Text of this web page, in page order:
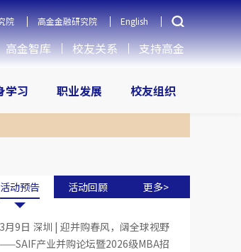
院 高金金融研究院 English
高金智库 校友关系 支持高金
学习 职业发展 校友组织
活动预告 活动回顾 更多>
3月9日 深圳 | 迎并购春风，阔全球视野
——SAIF产业并购论坛暨2026级MBA招